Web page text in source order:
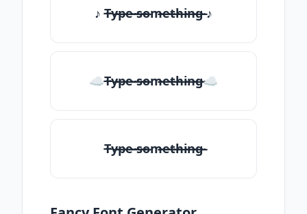
♪ T̶̴y̶̴p̶̴e̶̴ ̶̴s̶̴o̶̴m̶̴e̶̴t̶̴h̶̴i̶̴n̶̴g̶̴ ♪
☁T̶̴y̶̴p̶̴e̶̴ ̶̴s̶̴o̶̴m̶̴e̶̴t̶̴h̶̴i̶̴n̶̴g̶̴☁
T̶̴y̶̴p̶̴e̶̴ ̶̴s̶̴o̶̴m̶̴e̶̴t̶̴h̶̴i̶̴n̶̴g̶̴